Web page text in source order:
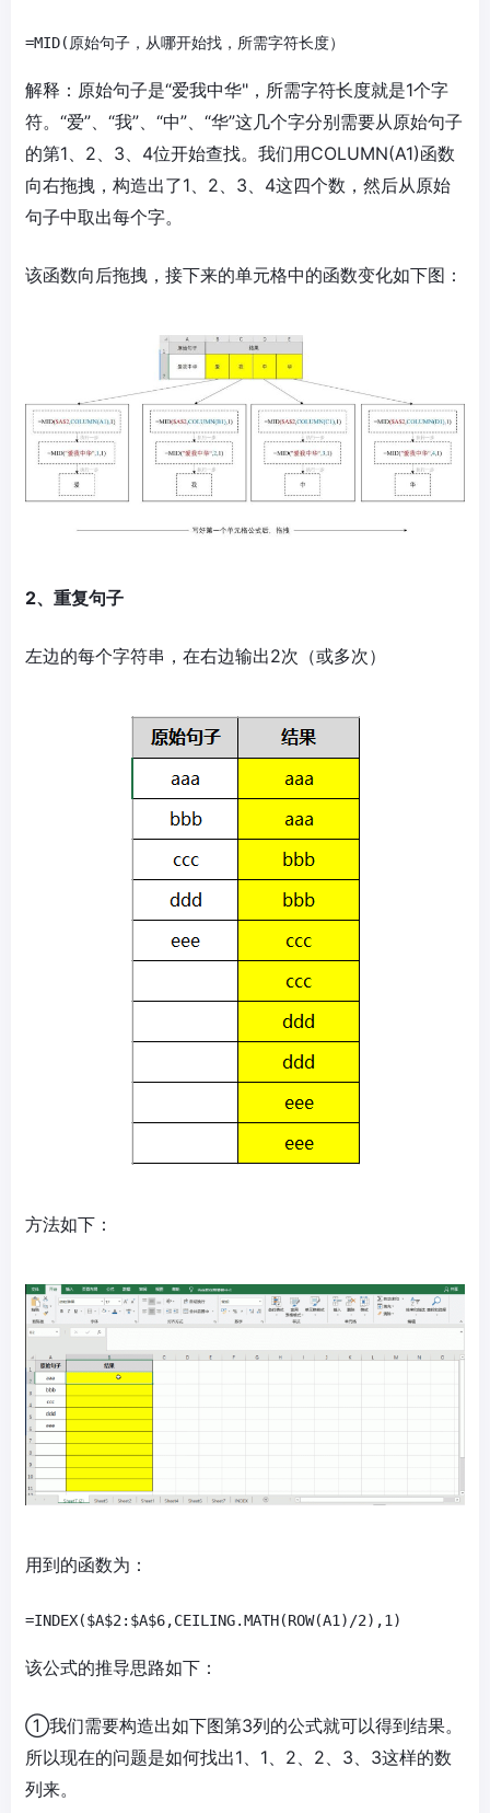
解释：原始句子是“爱我中华"，所需字符长度就是1个字
符。“爱”、“我”、“中”、“华”这几个字分别需要从原始句子
的第1、2、3、4位开始查找。我们用COLUMN(A1)函数
向右拖拽，构造出了1、2、3、4这四个数，然后从原始
句子中取出每个字。
该函数向后拖拽，接下来的单元格中的函数变化如下图：
2、重复句子
左边的每个字符串，在右边输出2次（或多次）
方法如下：
用到的函数为：
该公式的推导思路如下：
①我们需要构造出如下图第3列的公式就可以得到结果。
所以现在的问题是如何找出1、1、2、2、3、3这样的数
列来。